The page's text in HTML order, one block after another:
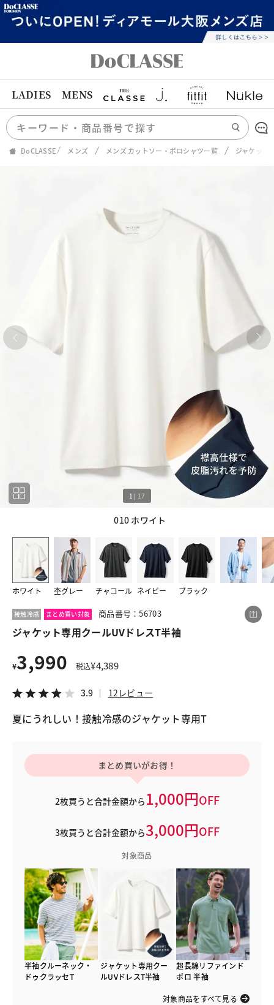
LADIES MENS
DoCLASSE メンズ メンズ カットソー・ポロシャツ一覧 ジャケット
010 ホワイト
1 | 17
ホワイト 杢グレー チャコール ネイビー ブラック
接触冷感 まとめ買い対象 商品番号：56703
ジャケット専用クールUVドレスT半袖
¥3,990 税込¥4,389
3.9 12レビュー
夏にうれしい！接触冷感のジャケット専用T
まとめ買いがお得！
2枚買うと合計金額から 1,000円OFF
3枚買うと合計金額から3,000円OFF
対象商品
半袖クルーネック・
ドゥクラッセT
ジャケット専用クー
ルUVドレスT半袖
超長綿リファインド
ポロ 半袖
対象商品をすべて見る
この商品をシェアする
ジャケット専用クールUVドレスT半袖